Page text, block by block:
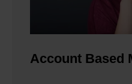
Account Based